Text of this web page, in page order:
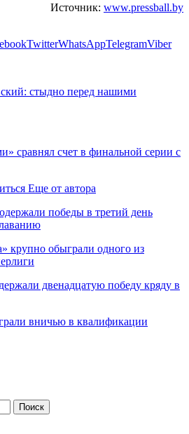
Источник: www.pressball.by
TwitterWhatsAppTelegramViber
стыдно перед нашими
сравнял счет в финальной серии с
Еще от автора
победы в третий день
крупно обыграли одного из
двенадцатую победу кряду в
вничью в квалификации